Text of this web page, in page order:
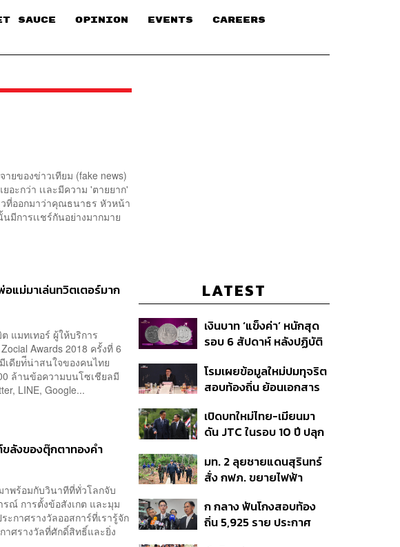
SAUCE​ OPINION EVENTS CAREERS
ยของข่าวเทียม (fake news)
อะกว่า เเละมีความ 'ตายยาก'
ที่ออกมาว่าคุณธนาธร หัวหน้า
มีการเเชร์กันอย่างมากมาย
แม่มาเล่นทวิตเตอร์มาก
แมทเทอร์ ผู้ให้บริการ
Awards 2018 ครั้งที่ 6
ดียท่ีน่าสนใจของคนไทย
ล้านข้อความบนโซเชียลมี
LINE, Google...
ขลังของตุ๊กตาทองคำ
าพร้อมกับวินาทีที่ทั่วโลกจับ
ณ์ การตั้งข้อสังเกต และมุม
ะกาศรางวัลออสการ์ที่เรารู้จัก
ศรางวัลที่ศักดิ์สิทธิ์และยิ่ง
LATEST
เงินบาท ‘แข็งค่า’ หนักสุด
รอบ 6 สัปดาห์ หลังปฏิบัติ
สหรัฐฯ-ญี่ปุ่น Standard
Chartered เปิดเป้าสิ้นปีนี้
ต่อดอลลาร์
โรมเผยข้อมูลใหม่ปมทุจริต
สอบท้องถิ่น ย้อนเอกสาร
อนุทิน จ่อสอบต่อเอี่ยว
ตัดตอน ม.บูรพา หรือไม่
เปิดบทใหม่ไทย-เมียนมา
ดัน JTC ในรอบ 10 ปี ปลุก
ชายแดน ท่าเรือน้ำลึก
ทวาย
มท. 2 ลุยชายแดนสุรินทร์
สั่ง กฟภ. ขยายไฟฟ้า
350’ เสริมความมั่นคง
ชายแดน
ก กลาง ฟันโกงสอบท้อง
ถิ่น 5,925 ราย ประกาศ